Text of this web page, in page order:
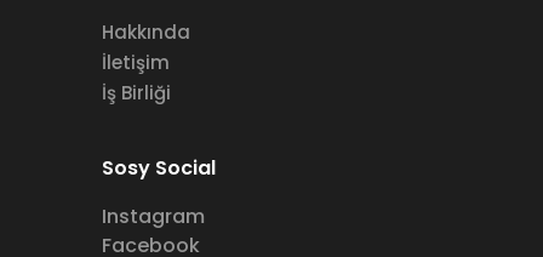
Hakkında
İletişim
İş Birliği
Sosy Social
Instagram
Facebook